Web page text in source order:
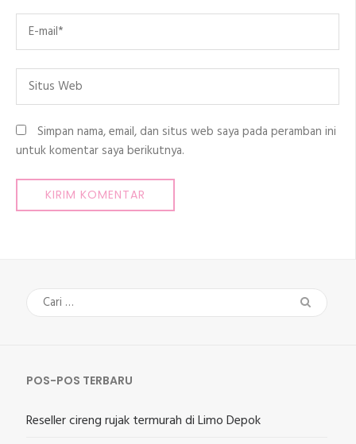
Email
Situs
Web
Simpan nama, email, dan situs web saya pada peramban ini
untuk komentar saya berikutnya.
Cari
untuk:
POS-POS TERBARU
Reseller cireng rujak termurah di Limo Depok